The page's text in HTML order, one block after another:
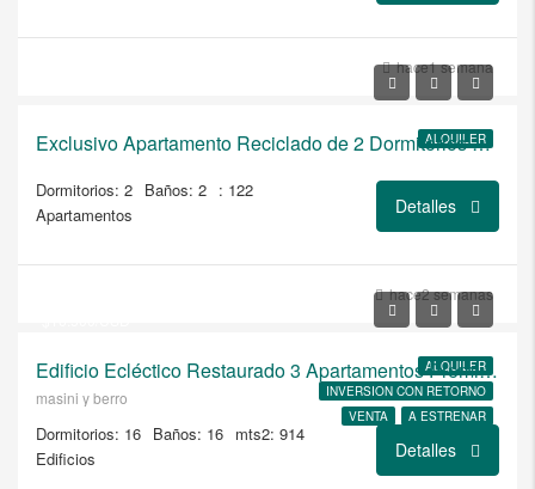
hace1 semana
ALQUILER
Exclusivo Apartamento Reciclado de 2 Dormitorios con Jardín Privado en Carrasco
Dormitorios: 2 Baños: 2 : 122
Apartamentos
Detalles
hace2 semanas
ALQUILER
INVERSION CON RETORNO
VENTA
A ESTRENAR
USD
Edificio Ecléctico Restaurado 3 Apartamentos Premium con jardín y terraza exclusiva
masini y berro
Dormitorios: 16 Baños: 16 mts2: 914
Edificios
Detalles